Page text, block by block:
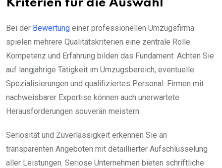
Kriterien für die Auswahl
Bei der Bewertung einer professionellen Umzugsfirma
spielen mehrere Qualitätskriterien eine zentrale Rolle.
Kompetenz und Erfahrung bilden das Fundament: Achten Sie
auf langjährige Tätigkeit im Umzugsbereich, eventuelle
Spezialisierungen und qualifiziertes Personal. Firmen mit
nachweisbarer Expertise können auch unerwartete
Herausforderungen souverän meistern.
Seriosität und Zuverlässigkeit erkennen Sie an
transparenten Angeboten mit detaillierter Aufschlüsselung
aller Leistungen. Seriöse Unternehmen bieten schriftliche